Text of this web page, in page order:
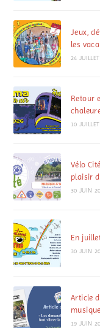
Jeux,
les
24
Retour
10
Vélo
plaisir
30 JUIN
En
30 JUIN
Article
19 JUIN